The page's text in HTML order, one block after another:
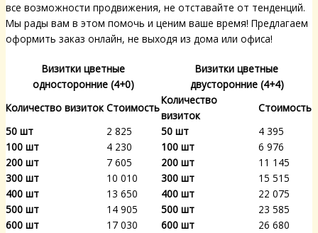
все возможности продвижения, не отставайте от тенденций.
Мы рады вам в этом помочь и ценим ваше время! Предлагаем
оформить заказ онлайн, не выходя из дома или офиса!
Визитки цветные
односторонние (4+0)
Визитки цветные
двусторонние (4+4)
Количество визиток Стоимость
Количество
визиток
Стоимость
50 шт
2 825 50 шт
4 395
100 шт
4 230 100 шт
6 976
200 шт
7 605 200 шт
11 145
300 шт
10 010 300 шт
15 515
400 шт
13 650 400 шт
22 075
500 шт
14 905 500 шт
23 585
600 шт
17 030 600 шт
26 680